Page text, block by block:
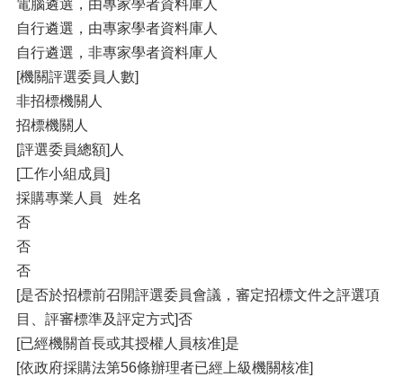
電腦遴選，由專家學者資料庫人
自行遴選，由專家學者資料庫人
自行遴選，非專家學者資料庫人
[機關評選委員人數]
非招標機關人
招標機關人
[評選委員總額]人
[工作小組成員]
採購專業人員 姓名
否
否
否
[是否於招標前召開評選委員會議，審定招標文件之評選項
目、評審標準及評定方式]否
[已經機關首長或其授權人員核准]是
[依政府採購法第56條辦理者已經上級機關核准]